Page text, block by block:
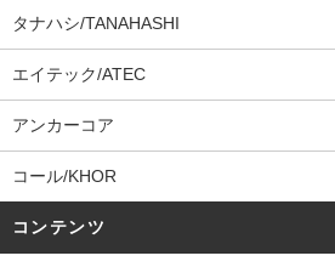
タナハシ/TANAHASHI
エイテック/ATEC
アンカーコア
コール/KHOR
コンテンツ